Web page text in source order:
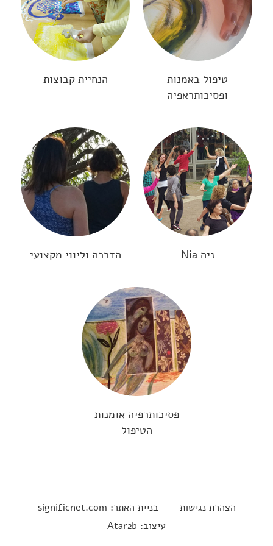
טיפול באמנות
ופסיכותראפיה
הנחיית קבוצות
ניה Nia הדרכה וליווי מקצועי
פסיכותרפיה אומנות
הטיפול
הצהרת נגישות בניית האתר: significnet.com
עיצוב: Atar2b